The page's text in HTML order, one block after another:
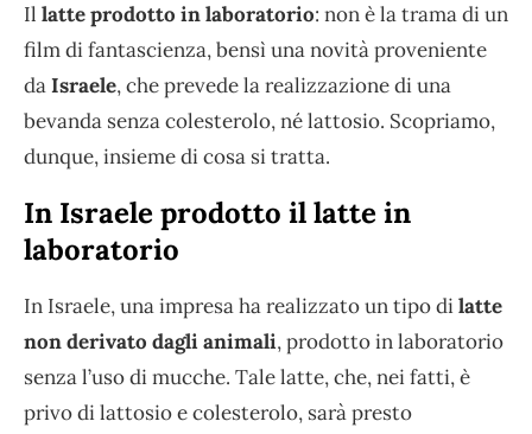
Il latte prodotto in laboratorio: non è la trama di un
film di fantascienza, bensì una novità proveniente
daIsraele, che prevede la realizzazione di una
bevanda senza colesterolo, né lattosio. Scopriamo,
dunque, insieme di cosa si tratta.
In Israele prodotto il latte in
laboratorio
In Israele, una impresa ha realizzato un tipo dilatte
non derivato dagli animali, prodotto in laboratorio
senza l’uso di mucche. Tale latte, che, nei fatti, è
privo di lattosio e colesterolo, sarà presto